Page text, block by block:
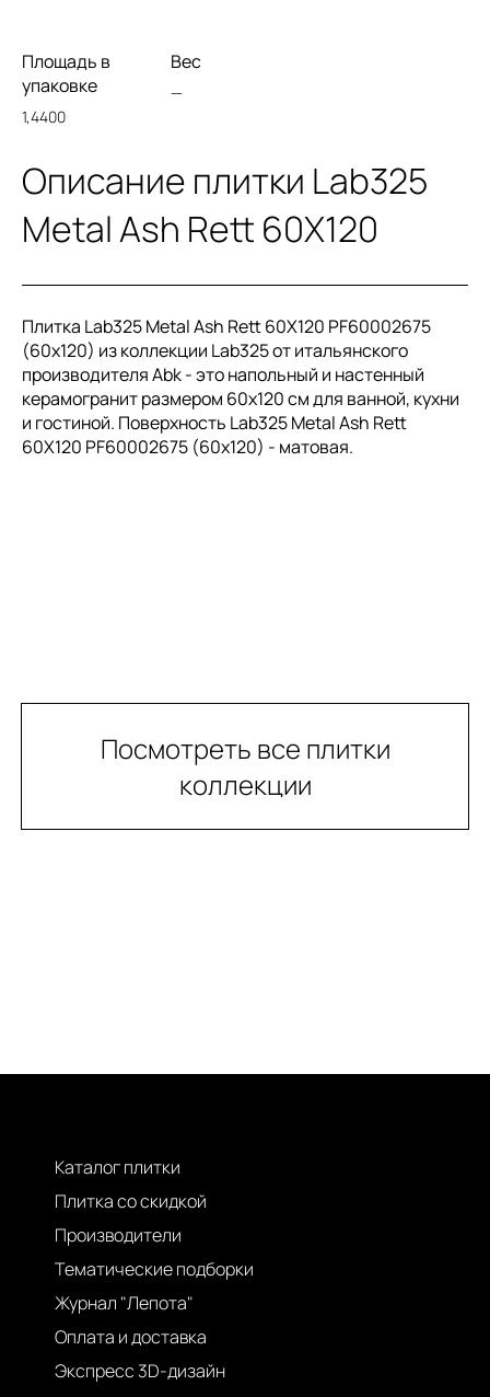
Площадь в
упаковке
1,4400
Вес
—
Описание плитки Lab325
Metal Ash Rett 60X120
Плитка Lab325 Metal Ash Rett 60X120 PF60002675
(60x120) из коллекции Lab325 от итальянского
производителя Abk - это напольный и настенный
керамогранит размером 60x120 см для ванной, кухни
и гостиной. Поверхность Lab325 Metal Ash Rett
60X120 PF60002675 (60x120) - матовая.
Посмотреть все плитки
коллекции
Каталог плитки
Плитка со скидкой
Производители
Тематические подборки
Журнал "Лепота"
Оплата и доставка
Экспресс 3D-дизайн